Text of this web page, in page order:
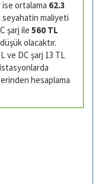
ise ortalama 62.3
seyahatin maliyeti
şarj ile 560 TL
olacaktır.
ve DC şarj 13 TL
istasyonlarda
hesaplama